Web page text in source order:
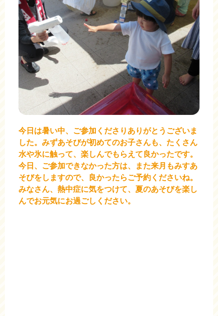
今日は暑い中、ご参加くださりありがとうございま
した。みずあそびが初めてのお子さんも、たくさん
水や氷に触って、楽しんでもらえて良かったです。
今日、ご参加できなかった方は、また来月もみすあ
そびをしますので、良かったらご予約くださいね。
みなさん、熱中症に気をつけて、夏のあそびを楽し
んでお元気にお過ごしください。